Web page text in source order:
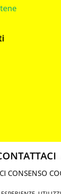
CONSENSO